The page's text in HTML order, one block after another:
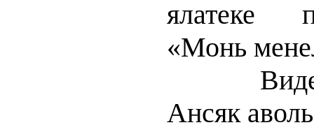
ялатеке
«Монь
Виде,
Ансяк